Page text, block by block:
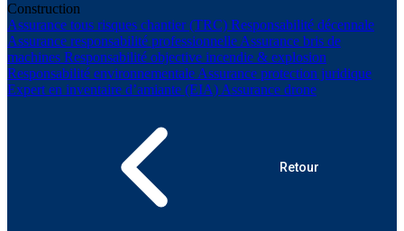
Construction
Assurance tous risques chantier (TRC) Responsabilité décennale
Assurance responsabilité professionnelle Assurance bris de
machines Responsabilité objective incendie & explosion
Responsabilité environnementale Assurance protection juridique
Expert en inventaire d’amiante (EIA) Assurance drone
Retour